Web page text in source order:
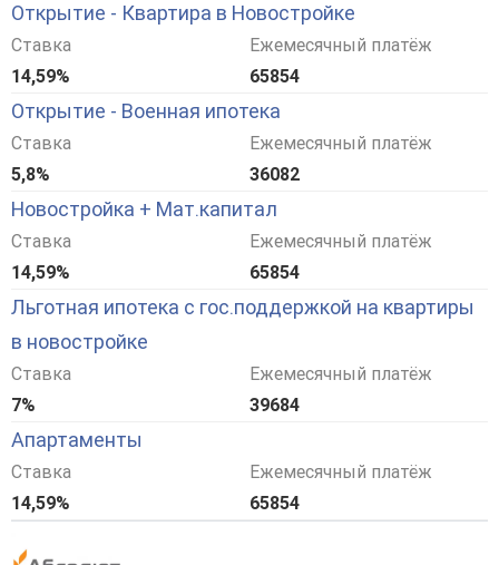
Открытие - Квартира в Новостройке
Ставка
14,59%
Ежемесячный платёж
65854
Открытие - Военная ипотека
Ставка
5,8%
Ежемесячный платёж
36082
Новостройка + Мат.капитал
Ставка
14,59%
Ежемесячный платёж
65854
Льготная ипотека с гос.поддержкой на квартиры
в новостройке
Ставка
7%
Ежемесячный платёж
39684
Апартаменты
Ставка
14,59%
Ежемесячный платёж
65854